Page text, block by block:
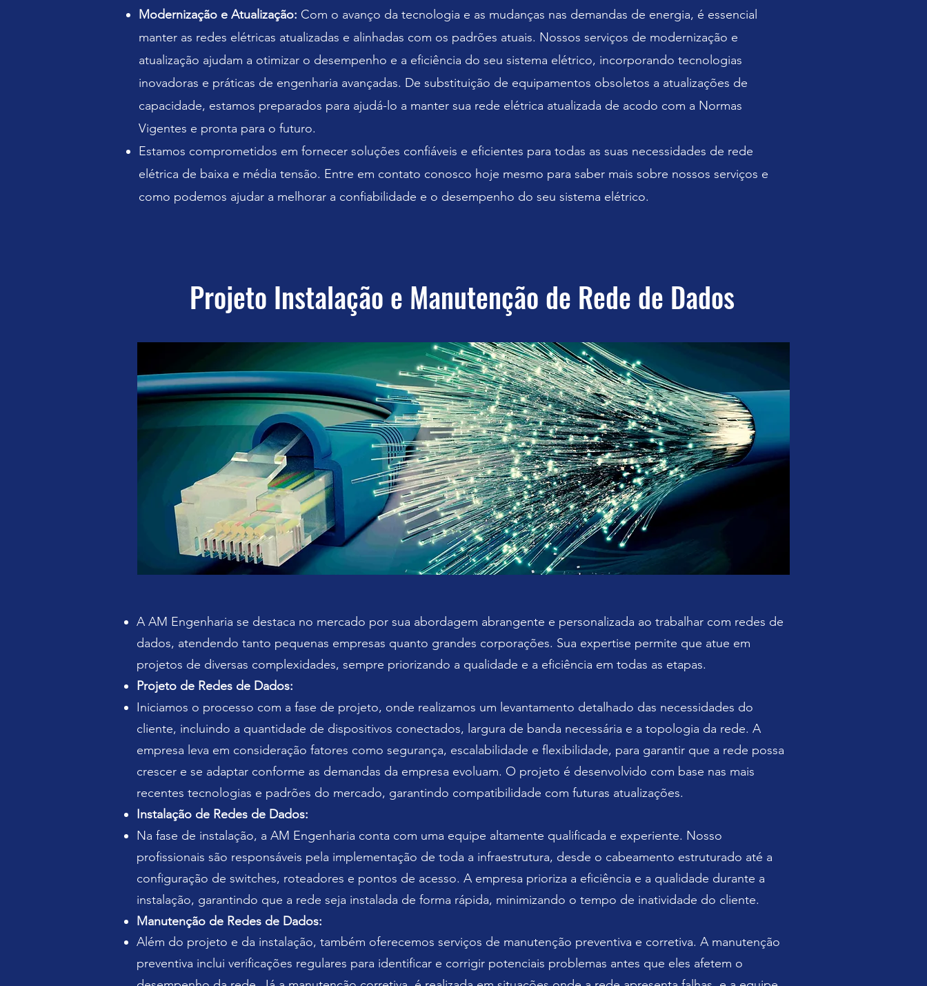
Modernização e Atualização: Com o avanço da tecnologia e as mudanças nas demandas de energia, é essencial
manter as redes elétricas atualizadas e alinhadas com os padrões atuais. Nossos serviços de modernização e
atualização ajudam a otimizar o desempenho e a eficiência do seu sistema elétrico, incorporando tecnologias
inovadoras e práticas de engenharia avançadas. De substituição de equipamentos obsoletos a atualizações de
capacidade, estamos preparados para ajudá-lo a manter sua rede elétrica atualizada de acodo com a Normas
Vigentes e pronta para o futuro.
Estamos comprometidos em fornecer soluções confiáveis ​​e eficientes para todas as suas necessidades de rede
elétrica de baixa e média tensão. Entre em contato conosco hoje mesmo para saber mais sobre nossos serviços e
como podemos ajudar a melhorar a confiabilidade e o desempenho do seu sistema elétrico.
Projeto Instalação e Manutenção de Rede de Dados
A AM Engenharia se destaca no mercado por sua abordagem abrangente e personalizada ao trabalhar com redes de
dados, atendendo tanto pequenas empresas quanto grandes corporações. Sua expertise permite que atue em
projetos de diversas complexidades, sempre priorizando a qualidade e a eficiência em todas as etapas.
Projeto de Redes de Dados:
Iniciamos o processo com a fase de projeto, onde realizamos um levantamento detalhado das necessidades do
cliente, incluindo a quantidade de dispositivos conectados, largura de banda necessária e a topologia da rede. A
empresa leva em consideração fatores como segurança, escalabilidade e flexibilidade, para garantir que a rede possa
crescer e se adaptar conforme as demandas da empresa evoluam. O projeto é desenvolvido com base nas mais
recentes tecnologias e padrões do mercado, garantindo compatibilidade com futuras atualizações.
Instalação de Redes de Dados:
Na fase de instalação, a AM Engenharia conta com uma equipe altamente qualificada e experiente. Nosso
profissionais são responsáveis pela implementação de toda a infraestrutura, desde o cabeamento estruturado até a
configuração de switches, roteadores e pontos de acesso. A empresa prioriza a eficiência e a qualidade durante a
instalação, garantindo que a rede seja instalada de forma rápida, minimizando o tempo de inatividade do cliente.
Manutenção de Redes de Dados:
Além do projeto e da instalação, também oferecemos serviços de manutenção preventiva e corretiva. A manutenção
preventiva inclui verificações regulares para identificar e corrigir potenciais problemas antes que eles afetem o